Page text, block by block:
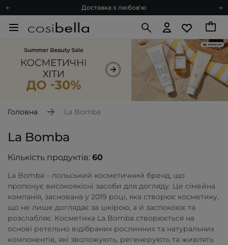
Доставка з любов'ю
Подарункові картки
Рекомендуй нас і отримуй ще більше балів
Запитай косметолога
Подарункові картки
Головна La Bomba
La Bomba
Кількість продуктів: 60
La Bomba – польський косметичний бренд, що
пропонує високоякісні засоби для догляду. Це сімейна
компанія, заснована у 2019 році, яка створює косметику,
що не лише доглядає за шкірою, а й заспокоює та
розслабляє. Косметика La Bomba створюється на
основі ретельно відібраних рослинних та натуральних
компонентів, які зволожують, регенерують та живлять